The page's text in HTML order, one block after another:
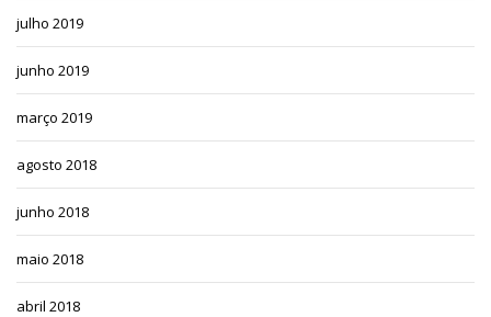
julho 2019
junho 2019
março 2019
agosto 2018
junho 2018
maio 2018
abril 2018